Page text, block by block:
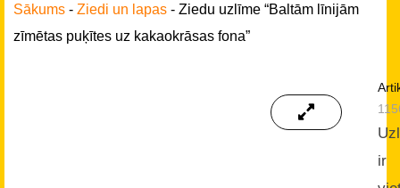
Sākums - Ziedi un lapas - Ziedu uzlīme “Baltām līnijām
zīmētas puķītes uz kakaokrāsas fona”
ir